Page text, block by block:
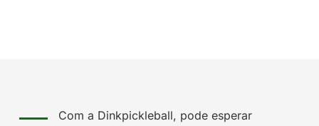
Com a Dinkpickleball, pode esperar